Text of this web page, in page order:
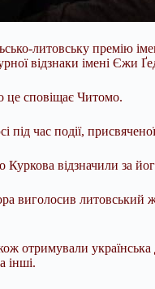
литовську премію
відзнаки імені Єжи
це сповіщає Читомо.
під час події,
відзначили за
виголосив литовський
отримували
інші.